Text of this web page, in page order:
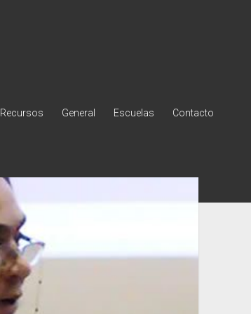
Recursos General Escuelas Contacto